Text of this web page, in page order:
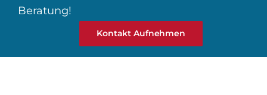
Beratung!
Kontakt Aufnehmen